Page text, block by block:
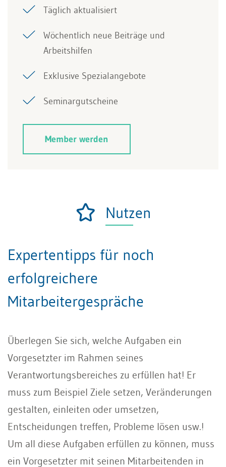
Täglich aktualisiert
Wöchentlich neue Beiträge und
Arbeitshilfen
Exklusive Spezialangebote
Seminargutscheine
Member werden
Nutzen
Expertentipps für noch
erfolgreichere
Mitarbeitergespräche
Überlegen Sie sich, welche Aufgaben ein
Vorgesetzter im Rahmen seines
Verantwortungsbereiches zu erfüllen hat! Er
muss zum Beispiel Ziele setzen, Veränderungen
gestalten, einleiten oder umsetzen,
Entscheidungen treffen, Probleme lösen usw.!
Um all diese Aufgaben erfüllen zu können, muss
ein Vorgesetzter mit seinen Mitarbeitenden in